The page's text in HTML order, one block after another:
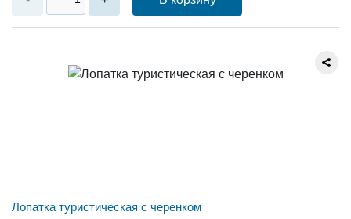
Лопатка туристическая с черенком